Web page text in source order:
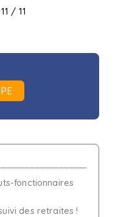
/ 11
fonctionnaires
des retraites !